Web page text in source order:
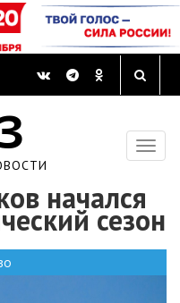
начался
сезон